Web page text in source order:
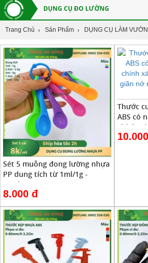
DỤNG CỤ ĐO LƯỜNG
Trang Chủ Sản Phẩm DỤNG CỤ LÀM VƯỜN
Sét 5 muỗng đong lường nhựa
PP dung tích từ 1ml/1g -
15ml/15g
8.000 đ
Thước
ABS có
chính
giãn nở